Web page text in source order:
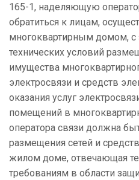
165-1, наделяющую
обратиться к лицам,
многоквартирным домом,
технических условий
имущества
электросвязи и средств
оказания услуг
помещений в
оператора связи должна
размещения сетей и
жилом доме, отвечающая
требованиям в области